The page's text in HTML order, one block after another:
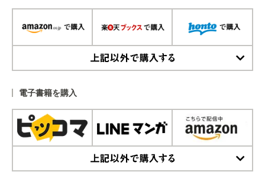
電子書籍を購入